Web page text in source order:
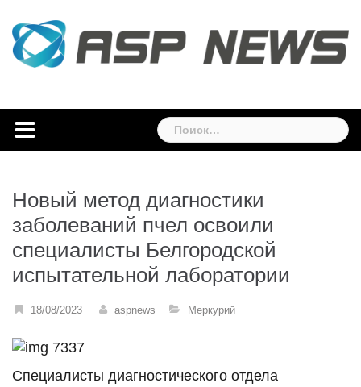
content
Найти:
Новый метод диагностики
заболеваний пчел освоили
специалисты Белгородской
испытательной лаборатории
18/08/2023 aspnews Меркурий
Специалисты диагностического отдела